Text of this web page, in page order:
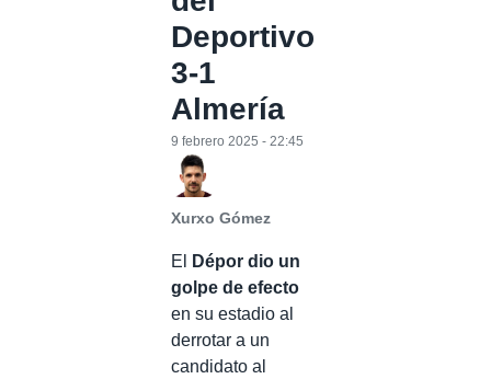
Deportivo
3-1
Almería
Xurxo Gómez
9 febrero 2025 - 22:45
El
Dépor dio un
golpe de efecto
en su estadio al
derrotar a un
candidato al